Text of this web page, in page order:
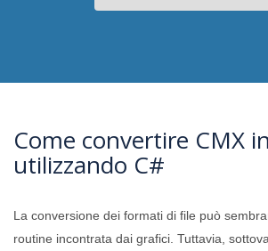
Come convertire CMX
utilizzando C#
La conversione dei formati di file può
routine incontrata dai grafici. Tuttavia,